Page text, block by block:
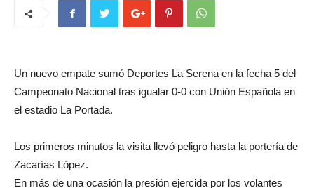
Un nuevo empate sumó Deportes La Serena en la fecha 5 del
Campeonato Nacional tras igualar 0-0 con Unión Española en
el estadio La Portada.
Los primeros minutos la visita llevó peligro hasta la portería de
Zacarías López.
En más de una ocasión la presión ejercida por los volantes